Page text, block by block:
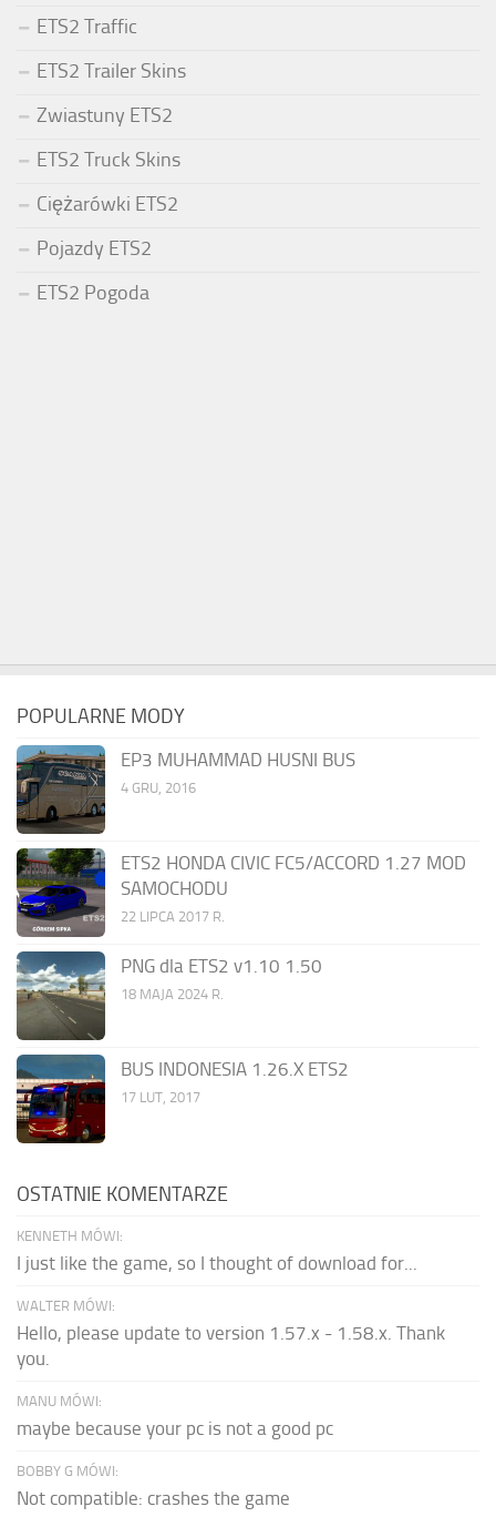
ETS2 Traffic
ETS2 Trailer Skins
Zwiastuny ETS2
ETS2 Truck Skins
Ciężarówki ETS2
Pojazdy ETS2
ETS2 Pogoda
POPULARNE MODY
EP3 MUHAMMAD HUSNI BUS
4 GRU, 2016
ETS2 HONDA CIVIC FC5/ACCORD 1.27 MOD
SAMOCHODU
22 LIPCA 2017 R.
PNG dla ETS2 v1.10 1.50
18 MAJA 2024 R.
BUS INDONESIA 1.26.X ETS2
17 LUT, 2017
OSTATNIE KOMENTARZE
KENNETH MÓWI:
I just like the game, so I thought of download for...
WALTER MÓWI:
Hello, please update to version 1.57.x - 1.58.x. Thank
you.
MANU MÓWI:
maybe because your pc is not a good pc
BOBBY G MÓWI:
Not compatible: crashes the game